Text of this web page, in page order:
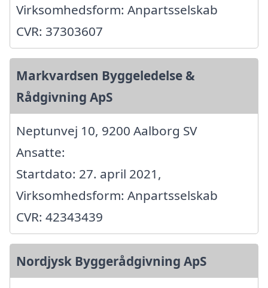
Virksomhedsform: Anpartsselskab
CVR: 37303607
Markvardsen Byggeledelse &
Rådgivning ApS
Neptunvej 10, 9200 Aalborg SV
Ansatte:
Startdato: 27. april 2021,
Virksomhedsform: Anpartsselskab
CVR: 42343439
Nordjysk Byggerådgivning ApS